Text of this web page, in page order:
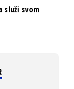
služi svom